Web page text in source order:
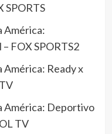
SPORTS
América:
FOX SPORTS2
América: Ready x
América: Deportivo
TV